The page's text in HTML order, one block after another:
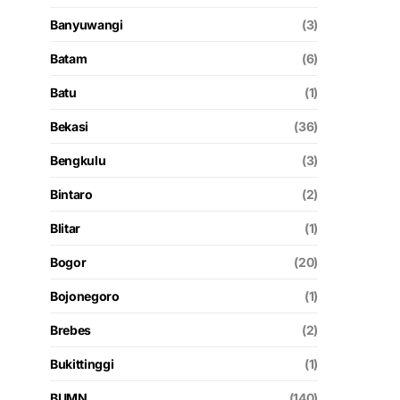
Banyuwangi (3)
Batam (6)
Batu (1)
Bekasi (36)
Bengkulu (3)
Bintaro (2)
Blitar (1)
Bogor (20)
Bojonegoro (1)
Brebes (2)
Bukittinggi (1)